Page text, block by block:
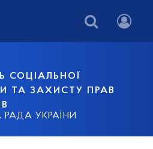
СОЦІАЛЬНОЇ
ТА ЗАХИСТУ ПРАВ
РАДА УКРАЇНИ